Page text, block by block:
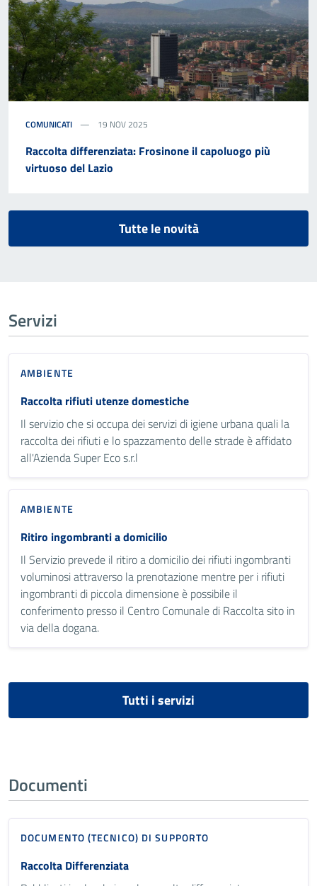
COMUNICATI 19 NOV 2025
Raccolta differenziata: Frosinone il capoluogo più
virtuoso del Lazio
Tutte le novità
Servizi
AMBIENTE
Raccolta rifiuti utenze domestiche
Il servizio che si occupa dei servizi di igiene urbana quali la
raccolta dei rifiuti e lo spazzamento delle strade è affidato
all'Azienda Super Eco s.r.l
AMBIENTE
Ritiro ingombranti a domicilio
Il Servizio prevede il ritiro a domicilio dei rifiuti ingombranti
voluminosi attraverso la prenotazione mentre per i rifiuti
ingombranti di piccola dimensione è possibile il
conferimento presso il Centro Comunale di Raccolta sito in
via della dogana.
Tutti i servizi
Documenti
DOCUMENTO (TECNICO) DI SUPPORTO
Raccolta Differenziata